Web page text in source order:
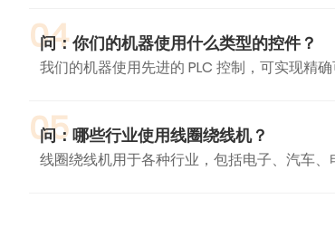
04
问：你们的机器使用什么类型的控件？
我们的机器使用先进的 PLC 控制，可实现精确
05
问：哪些行业使用线圈绕线机？
线圈绕线机用于各种行业，包括电子、汽车、